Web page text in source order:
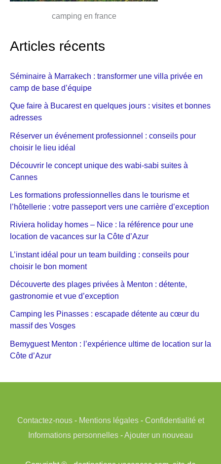
camping en france
Articles récents
Séminaire à Marrakech : transformer une villa privée en
camp de base d’équipe
Que faire à Bucarest en quelques jours : visites et bonnes
adresses
Réserver un événement professionnel : conseils pour
choisir le lieu idéal
Découvrir le concept unique des wabi-sabi suites à
Cannes
Les formations professionnelles dans le tourisme et
l’hôtellerie : votre passeport vers une carrière d’exception
Riviera holiday homes – Nice : la référence pour une
location de vacances sur la Côte d’Azur
L’instant idéal pour un team building : conseils pour
choisir le bon moment
Découverte des plages privées à Menton : détente,
gastronomie et vue d’exception
Camping les Pinasses : escapade détente au cœur du
massif des Vosges
Bemyguest Menton : l’expérience ultime de location sur la
Côte d’Azur
Contactez-nous- Mentions légales- Confidentialité et
Informations personnelles -Ajouter un nouveau